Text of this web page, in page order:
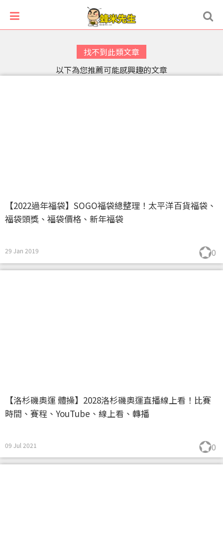
找不到此類文章
以下為您推薦可能感興趣的文章
【2022過年福袋】SOGO福袋總整理！太平洋百貨福袋、
福袋頭獎、福袋價格、新年福袋
29 Jan 2019 0
【洛杉磯奧運 體操】2028洛杉磯奧運直播線上看！比賽
時間、賽程、YouTube、線上看、轉播
09 Jul 2021 0